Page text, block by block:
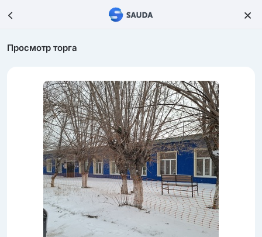
Просмотр торга